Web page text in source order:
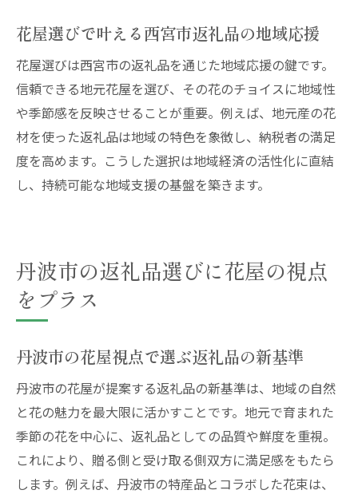
花屋選びで叶える西宮市返礼品の地域応援
花屋選びは西宮市の返礼品を通じた地域応援の鍵です。
信頼できる地元花屋を選び、その花のチョイスに地域性
や季節感を反映させることが重要。例えば、地元産の花
材を使った返礼品は地域の特色を象徴し、納税者の満足
度を高めます。こうした選択は地域経済の活性化に直結
し、持続可能な地域支援の基盤を築きます。
丹波市の返礼品選びに花屋の視点
をプラス
丹波市の花屋視点で選ぶ返礼品の新基準
丹波市の花屋が提案する返礼品の新基準は、地域の自然
と花の魅力を最大限に活かすことです。地元で育まれた
季節の花を中心に、返礼品としての品質や鮮度を重視。
これにより、贈る側と受け取る側双方に満足感をもたら
します。例えば、丹波市の特産品とコラボした花束は、